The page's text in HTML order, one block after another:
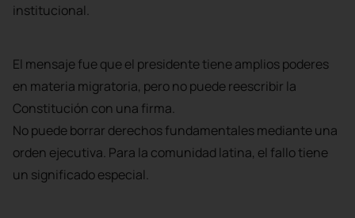
institucional.
El mensaje fue que el presidente tiene amplios poderes
en materia migratoria, pero no puede reescribir la
Constitución con una firma.
No puede borrar derechos fundamentales mediante una
orden ejecutiva. Para la comunidad latina, el fallo tiene
un significado especial.